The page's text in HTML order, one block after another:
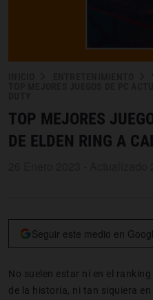
TOP MEJORES
DE ELDEN RING A
Seguir este medio en
No suelen estar ni en el
de la historia, ni tan siquiera